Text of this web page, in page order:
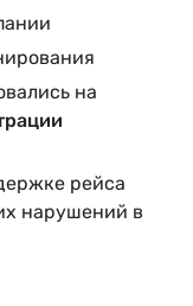
на
рейса
нарушений в